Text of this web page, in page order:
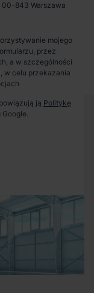
szczegóły i
00-843 Warszawa
mojego
przez
a w szczególności
w celu przekazania
ją Politykę
Google.